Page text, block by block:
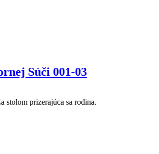
Súči 001-03
stolom prizerajúca sa rodina.